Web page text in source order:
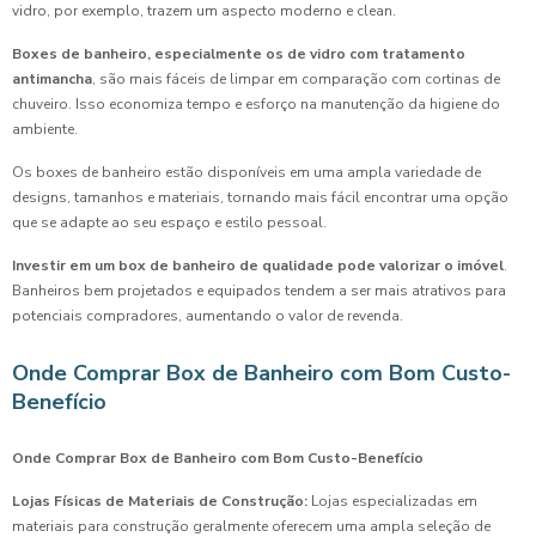
vidro, por exemplo, trazem um aspecto moderno e clean.
Boxes de banheiro, especialmente os de vidro com tratamento
antimancha, são mais fáceis de limpar em comparação com cortinas de
chuveiro. Isso economiza tempo e esforço na manutenção da higiene do
ambiente.
Os boxes de banheiro estão disponíveis em uma ampla variedade de
designs, tamanhos e materiais, tornando mais fácil encontrar uma opção
que se adapte ao seu espaço e estilo pessoal.
Investir em um box de banheiro de qualidade pode valorizar o imóvel.
Banheiros bem projetados e equipados tendem a ser mais atrativos para
potenciais compradores, aumentando o valor de revenda.
Onde Comprar Box de Banheiro com Bom Custo-
Benefício
Onde Comprar Box de Banheiro com Bom Custo-Benefício
Lojas Físicas de Materiais de Construção: Lojas especializadas em
materiais para construção geralmente oferecem uma ampla seleção de